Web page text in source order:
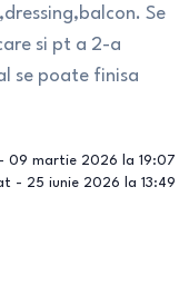
Se
si pt a 2-a
se poate finisa
09 martie 2026 la 19:07
- 25 iunie 2026 la 13:49